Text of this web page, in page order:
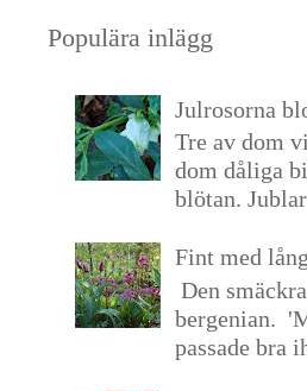
Populära inlägg
Julrosorna
Tre av dom
dom dåliga
blötan.
Fint med
Den
bergenian.
passade bra